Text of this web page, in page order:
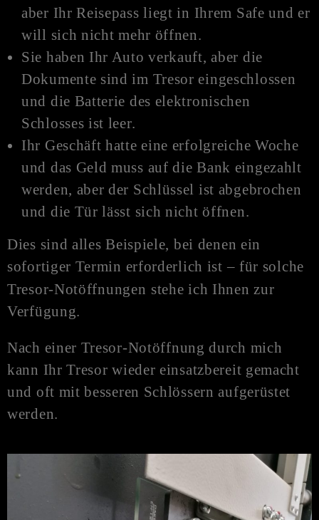
aber Ihr Reisepass liegt in Ihrem Safe und er
will sich nicht mehr öffnen.
Sie haben Ihr Auto verkauft, aber die
Dokumente sind im Tresor eingeschlossen
und die Batterie des elektronischen
Schlosses ist leer.
Ihr Geschäft hatte eine erfolgreiche Woche
und das Geld muss auf die Bank eingezahlt
werden, aber der Schlüssel ist abgebrochen
und die Tür lässt sich nicht öffnen.
Dies sind alles Beispiele, bei denen ein
sofortiger Termin erforderlich ist – für solche
Tresor-Notöffnungen stehe ich Ihnen zur
Verfügung.
Nach einer Tresor-Notöffnung durch mich
kann Ihr Tresor wieder einsatzbereit gemacht
und oft mit besseren Schlössern aufgerüstet
werden.